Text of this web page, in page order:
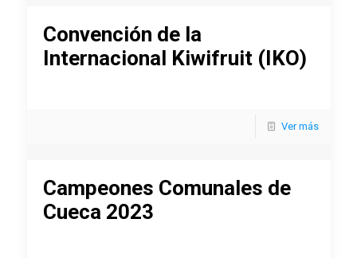
Convención de la
Internacional Kiwifruit (IKO)
Ver más
Campeones Comunales de
Cueca 2023